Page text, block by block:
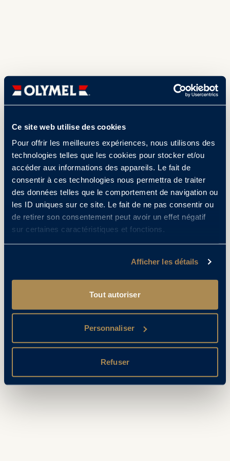
Ce site web utilise des cookies
Pour offrir les meilleures expériences, nous utilisons des
technologies telles que les cookies pour stocker et/ou
accéder aux informations des appareils. Le fait de
consentir à ces technologies nous permettra de traiter
des données telles que le comportement de navigation ou
les ID uniques sur ce site. Le fait de ne pas consentir ou
de retirer son consentement peut avoir un effet négatif
sur certaines caractéristiques et fonctions.
Afficher les détails
Tout autoriser
Personnaliser
Refuser